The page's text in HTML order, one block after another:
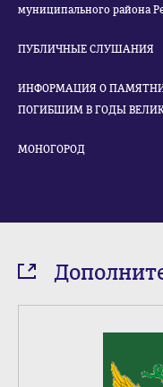
муниципального района
ПУБЛИЧНЫЕ СЛУШАНИЯ
ИНФОРМАЦИЯ О
ПОГИБШИМ В ГОДЫ
МОНОГОРОД